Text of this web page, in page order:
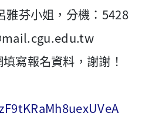
雅芬小姐，分機：5428
寫報名資料，謝謝！